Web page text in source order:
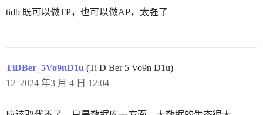
tidb 既可以做TP，也可以做AP，太强了
TiDBer_5Vo9nD1u (Ti D Ber 5 Vo9n D1u)
2024 年3 月 4 日 12:04
12